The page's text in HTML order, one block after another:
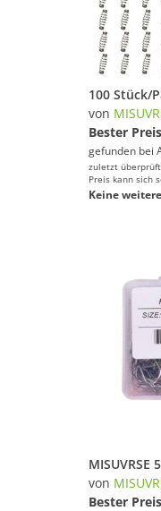
von
Bester Preis
gefunden bei
zuletzt
Preis kann sich
Keine
von
Bester Preis